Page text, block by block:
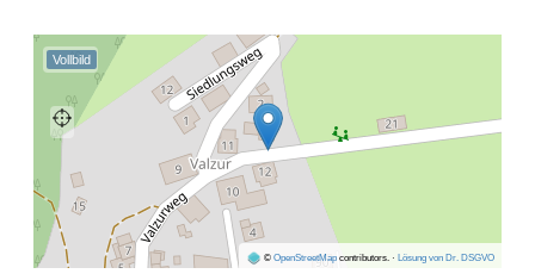
© OpenStreetMapcontributors. · Lösung von Dr. DSGVO
Vollbild